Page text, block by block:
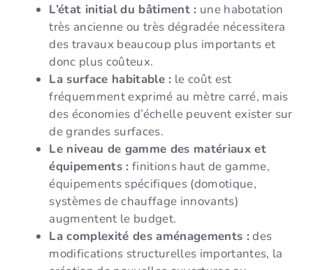
L’état initial du bâtiment : une habotation
très ancienne ou très dégradée nécessitera
des travaux beaucoup plus importants et
donc plus coûteux.
La surface habitable : le coût est
fréquemment exprimé au mètre carré, mais
des économies d’échelle peuvent exister sur
de grandes surfaces.
Le niveau de gamme des matériaux et
équipements : finitions haut de gamme,
équipements spécifiques (domotique,
systèmes de chauffage innovants)
augmentent le budget.
La complexité des aménagements :des
modifications structurelles importantes, la